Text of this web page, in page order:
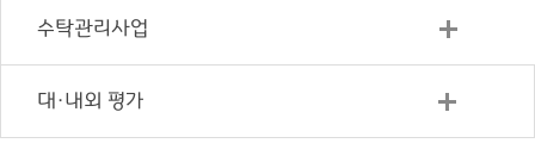
수탁관리사업
대·내외 평가